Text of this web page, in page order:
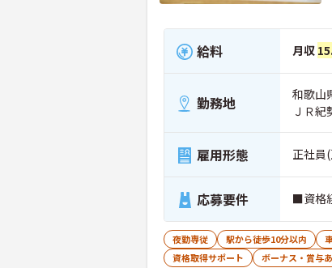
給料 月収
勤務地
和歌山
ＪＲ紀
雇用形態 正社員
応募要件 ■資格
夜勤専従 駅から徒歩10分以内
資格取得サポート
ボーナス・賞与